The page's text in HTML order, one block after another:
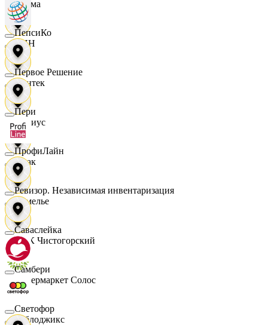
Сигма
СИН
Синтек
Сириус
Смак
Сомелье
СПК Чистогорский
Супермаркет Солос
Таблоджикс
ПепсиКо
Первое Решение
Пери
ПрофиЛайн
Ревизор. Независимая инвентаризация
Саваслейка
Самбери
Светофор